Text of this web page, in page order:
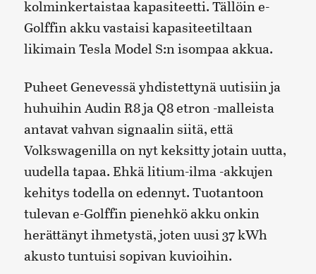
kolminkertaistaa kapasiteetti. Tällöin e-
Golffin akku vastaisi kapasiteetiltaan
likimain Tesla Model S:n isompaa akkua.
Puheet Genevessä yhdistettynä uutisiin ja
huhuihin Audin R8 ja Q8 etron -malleista
antavat vahvan signaalin siitä, että
Volkswagenilla on nyt keksitty jotain uutta,
uudella tapaa. Ehkä litium-ilma -akkujen
kehitys todella on edennyt. Tuotantoon
tulevan e-Golffin pienehkö akku onkin
herättänyt ihmetystä, joten uusi 37 kWh
akusto tuntuisi sopivan kuvioihin.